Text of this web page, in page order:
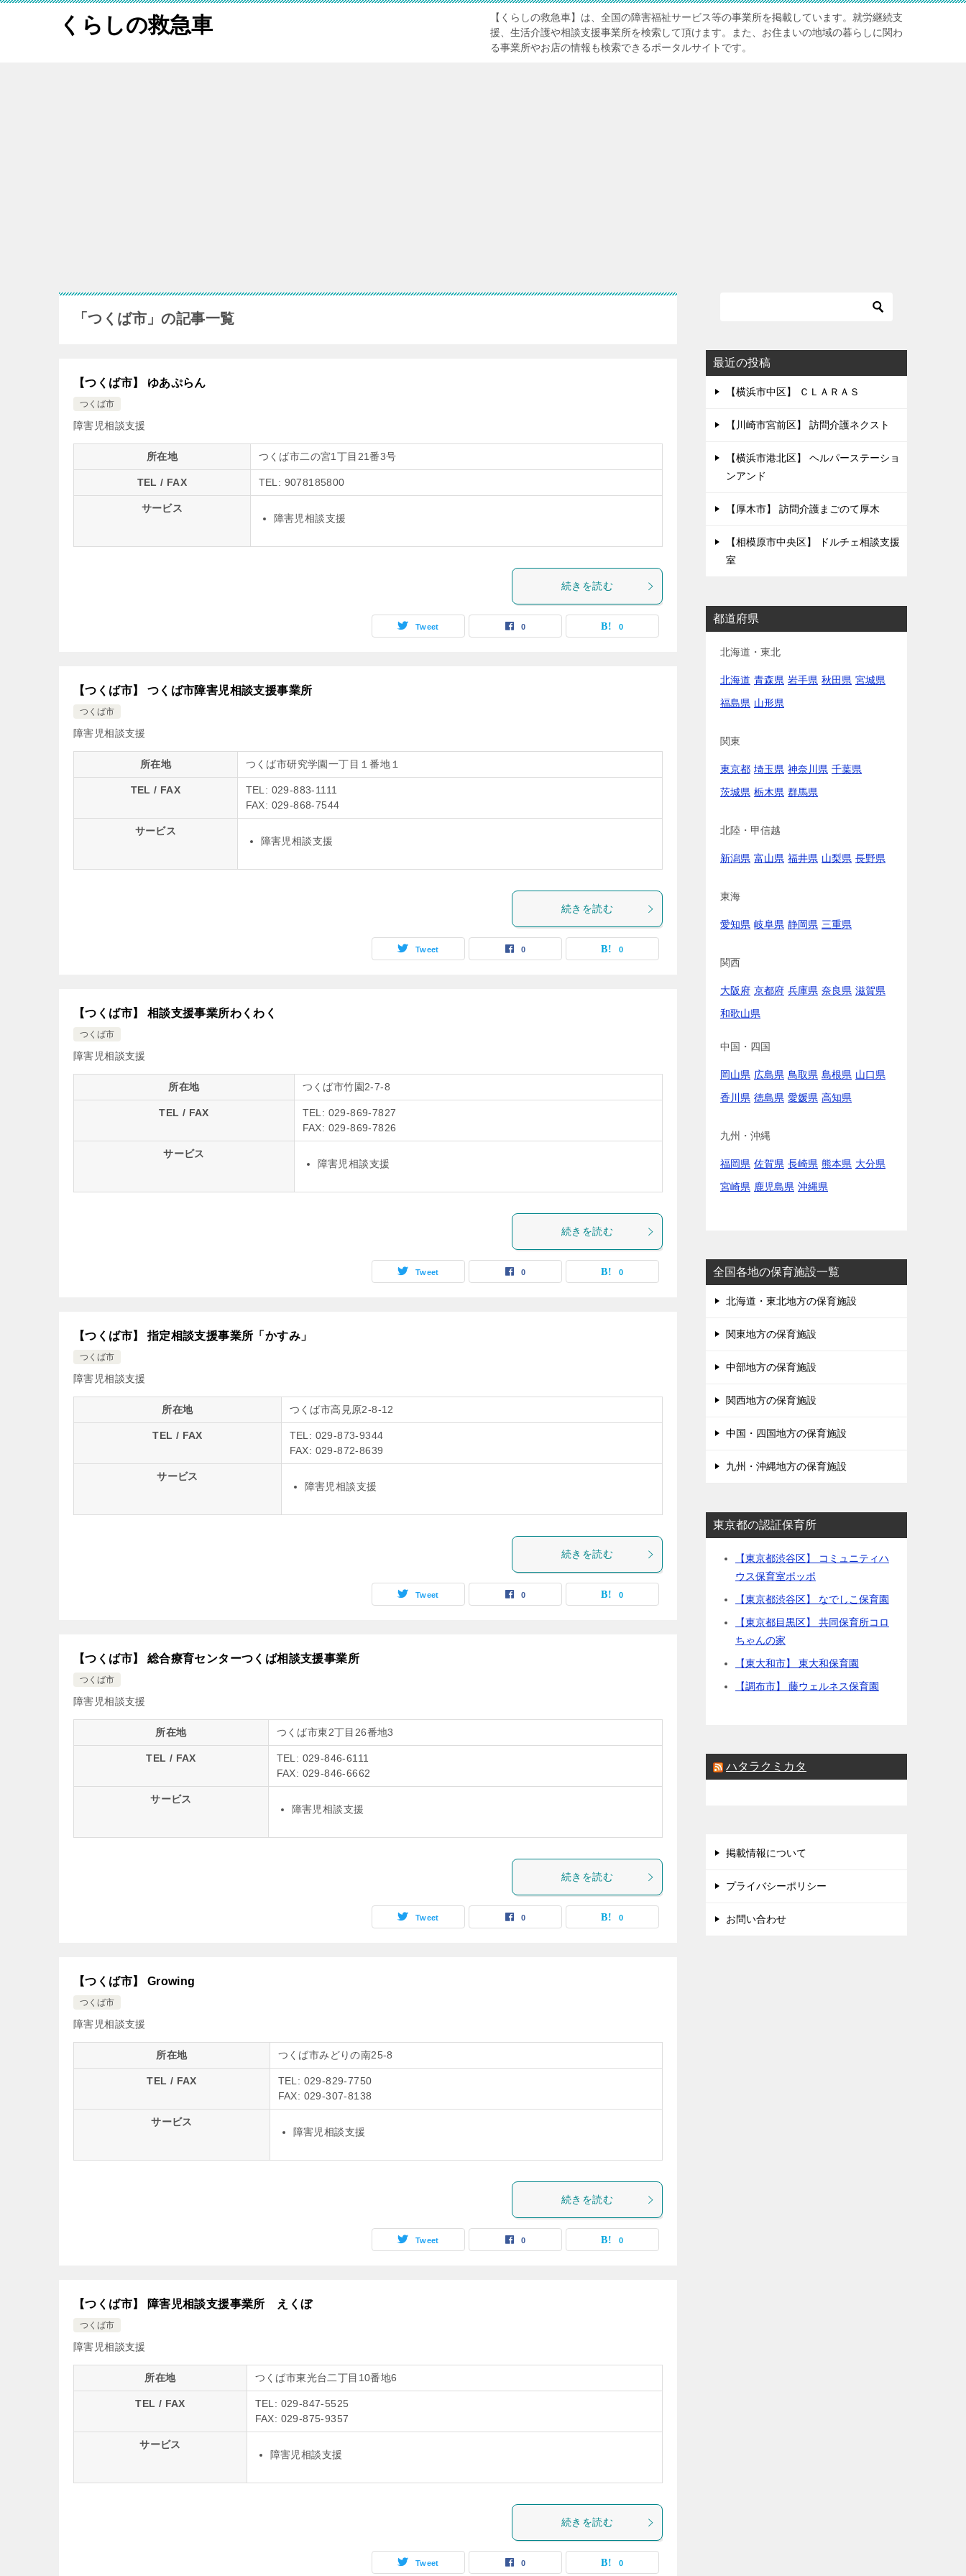
くらしの救急車
【くらしの救急車】は、全国の障害福祉サービス等の事業所を掲載しています。就労継続支
援、生活介護や相談支援事業所を検索して頂けます。また、お住まいの地域の暮らしに関わ
る事業所やお店の情報も検索できるポータルサイトです。
「つくば市」の記事一覧
【つくば市】 ゆあぷらん
つくば市
障害児相談支援
所在地 つくば市二の宮1丁目21番3号
TEL / FAX TEL: 9078185800
サービス
障害児相談支援
続きを読む
Tweet 0 0
【つくば市】 つくば市障害児相談支援事業所
つくば市
障害児相談支援
所在地 つくば市研究学園一丁目１番地１
TEL / FAX
TEL: 029-883-1111
FAX: 029-868-7544
サービス
障害児相談支援
続きを読む
Tweet 0 0
【つくば市】 相談支援事業所わくわく
つくば市
障害児相談支援
所在地 つくば市竹園2-7-8
TEL / FAX
TEL: 029-869-7827
FAX: 029-869-7826
サービス
障害児相談支援
続きを読む
Tweet 0 0
【つくば市】 指定相談支援事業所「かすみ」
つくば市
障害児相談支援
所在地 つくば市高見原2-8-12
TEL / FAX
TEL: 029-873-9344
FAX: 029-872-8639
サービス
障害児相談支援
続きを読む
Tweet 0 0
【つくば市】 総合療育センターつくば相談支援事業所
つくば市
障害児相談支援
所在地 つくば市東2丁目26番地3
TEL / FAX
TEL: 029-846-6111
FAX: 029-846-6662
サービス
障害児相談支援
続きを読む
Tweet 0 0
【つくば市】 Growing
つくば市
障害児相談支援
所在地 つくば市みどりの南25-8
TEL / FAX
TEL: 029-829-7750
FAX: 029-307-8138
サービス
障害児相談支援
続きを読む
Tweet 0 0
【つくば市】 障害児相談支援事業所 えくぼ
つくば市
障害児相談支援
所在地 つくば市東光台二丁目10番地6
TEL / FAX
TEL: 029-847-5525
FAX: 029-875-9357
サービス
障害児相談支援
続きを読む
Tweet 0 0
最近の投稿
【横浜市中区】 ＣＬＡＲＡＳ
【川崎市宮前区】 訪問介護ネクスト
【横浜市港北区】 ヘルパーステーショ
ンアンド
【厚木市】 訪問介護まごのて厚木
【相模原市中央区】 ドルチェ相談支援
室
都道府県
北海道・東北
北海道 青森県 岩手県 秋田県 宮城県
福島県 山形県
関東
東京都 埼玉県 神奈川県 千葉県
茨城県 栃木県 群馬県
北陸・甲信越
新潟県 富山県 福井県 山梨県 長野県
東海
愛知県 岐阜県 静岡県 三重県
関西
大阪府 京都府 兵庫県 奈良県 滋賀県
和歌山県
中国・四国
岡山県 広島県 鳥取県 島根県 山口県
香川県 徳島県 愛媛県 高知県
九州・沖縄
福岡県 佐賀県 長崎県 熊本県 大分県
宮崎県 鹿児島県 沖縄県
全国各地の保育施設一覧
北海道・東北地方の保育施設
関東地方の保育施設
中部地方の保育施設
関西地方の保育施設
中国・四国地方の保育施設
九州・沖縄地方の保育施設
東京都の認証保育所
【東京都渋谷区】 コミュニティハ
ウス保育室ポッポ
【東京都渋谷区】 なでしこ保育園
【東京都目黒区】 共同保育所コロ
ちゃんの家
【東大和市】 東大和保育園
【調布市】 藤ウェルネス保育園
ハタラクミカタ
掲載情報について
プライバシーポリシー
お問い合わせ